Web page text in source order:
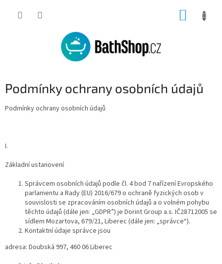
Podmínky ochrany osobních údajů
Podmínky ochrany osobních údajů
I.
Základní ustanovení
Správcem osobních údajů podle čl. 4 bod 7 nařízení Evropského
parlamentu a Rady (EU) 2016/679 o ochraně fyzických osob v
souvislosti se zpracováním osobních údajů a o volném pohybu
těchto údajů (dále jen: „GDPR”) je Dorint Group a.s. IČ28712005 se
sídlem Mozartova, 679/21, Liberec (dále jen: „správce“).
Kontaktní údaje správce jsou
adresa: Doubská 997, 460 06 Liberec